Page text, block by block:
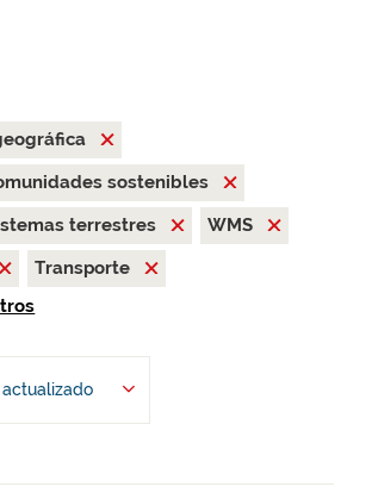
sostenibles
terrestres
WMS
Transporte